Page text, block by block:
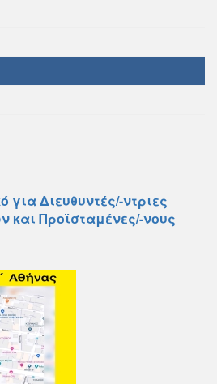
για Διευθυντές/-ντριες
και Προϊσταμένες/-νους